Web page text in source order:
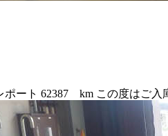
ト 62387 km この度はご入